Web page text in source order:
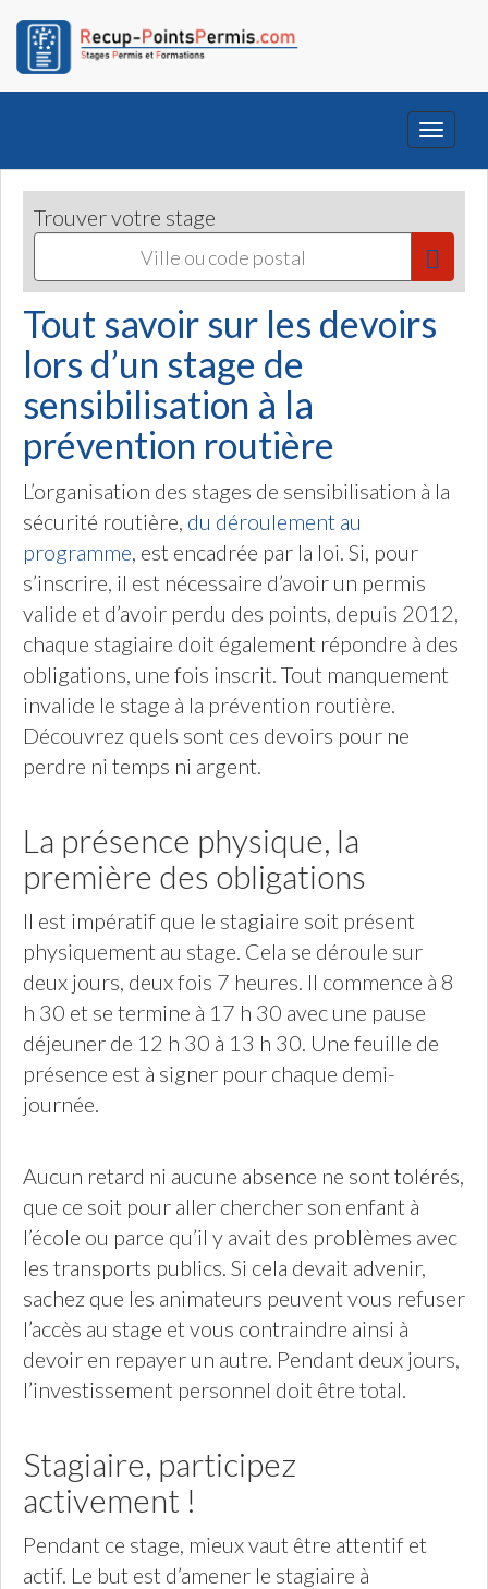
Toggle
Trouver votre stage
Tout savoir sur les devoirs
lors d’un stage de
sensibilisation à la
prévention routière
L’organisation des stages de sensibilisation à la
sécurité routière, du déroulement au
programme, est encadrée par la loi. Si, pour
s’inscrire, il est nécessaire d’avoir un permis
valide et d’avoir perdu des points, depuis 2012,
chaque stagiaire doit également répondre à des
obligations, une fois inscrit. Tout manquement
invalide le stage à la prévention routière.
Découvrez quels sont ces devoirs pour ne
perdre ni temps ni argent.
La présence physique, la
première des obligations
Il est impératif que le stagiaire soit présent
physiquement au stage. Cela se déroule sur
deux jours, deux fois 7 heures. Il commence à 8
h 30 et se termine à 17 h 30 avec une pause
déjeuner de 12 h 30 à 13 h 30. Une feuille de
présence est à signer pour chaque demi-
journée.
Aucun retard ni aucune absence ne sont tolérés,
que ce soit pour aller chercher son enfant à
l’école ou parce qu’il y avait des problèmes avec
les transports publics. Si cela devait advenir,
sachez que les animateurs peuvent vous refuser
l’accès au stage et vous contraindre ainsi à
devoir en repayer un autre. Pendant deux jours,
l’investissement personnel doit être total.
Stagiaire, participez
activement !
Pendant ce stage, mieux vaut être attentif et
actif. Le but est d’amener le stagiaire à